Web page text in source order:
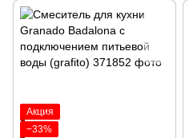
Акция
−33%